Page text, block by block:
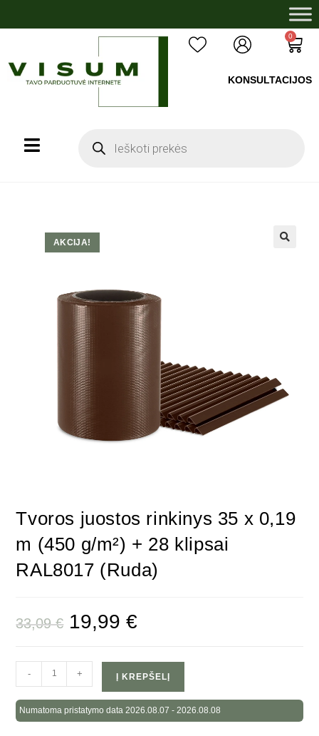
0
KONSULTACIJOS
AKCIJA!
Tvoros juostos rinkinys 35 x 0,19
m (450 g/m²) + 28 klipsai
RAL8017 (Ruda)
33,09€ 19,99€
- + Į KREPŠELĮ
Numatoma pristatymo data 2026.08.07 - 2026.08.08